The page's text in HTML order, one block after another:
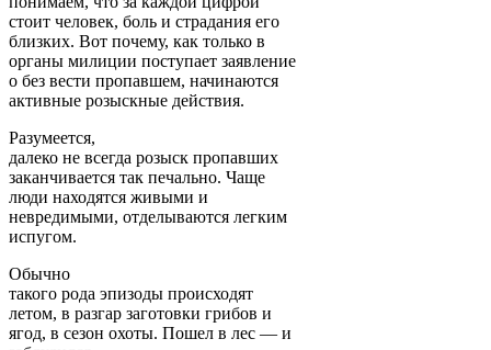
стоит человек, боль и страдания его
близких. Вот почему, как только в
органы милиции поступает заявление
о без вести пропавшем, начинаются
активные розыскные действия.
Разумеется,
далеко не всегда розыск пропавших
заканчивается так печально. Чаще
люди находятся живыми и
невредимыми, отделываются легким
испугом.
Обычно
такого рода эпизоды происходят
летом, в разгар заготовки грибов и
ягод, в сезон охоты. Пошел в лес — и